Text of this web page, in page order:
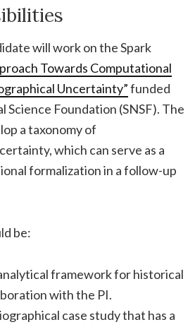
will work on the Spark
Towards Computational
Uncertainty”funded
Science Foundation (SNSF). The
a taxonomy of
which can serve as a
formalization in a follow-up
be:
framework for historical
with the PI.
case study that has a